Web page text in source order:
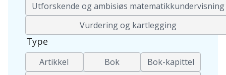
Utforskende og ambisiøs matematikkundervisning
Vurdering og kartlegging
Type
Artikkel Bok
Bok-kapittel